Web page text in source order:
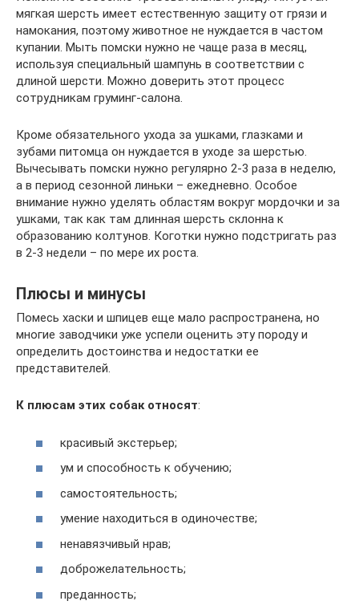
мягкая шерсть имеет естественную защиту от грязи и
намокания, поэтому животное не нуждается в частом
купании. Мыть помски нужно не чаще раза в месяц,
используя специальный шампунь в соответствии с
длиной шерсти. Можно доверить этот процесс
сотрудникам груминг-салона.
Кроме обязательного ухода за ушками, глазками и
зубами питомца он нуждается в уходе за шерстью.
Вычесывать помски нужно регулярно 2-3 раза в неделю,
а в период сезонной линьки – ежедневно. Особое
внимание нужно уделять областям вокруг мордочки и за
ушками, так как там длинная шерсть склонна к
образованию колтунов. Коготки нужно подстригать раз
в 2-3 недели – по мере их роста.
Плюсы и минусы
Помесь хаски и шпицев еще мало распространена, но
многие заводчики уже успели оценить эту породу и
определить достоинства и недостатки ее
представителей.
К плюсам этих собак относят:
красивый экстерьер;
ум и способность к обучению;
самостоятельность;
умение находиться в одиночестве;
ненавязчивый нрав;
доброжелательность;
преданность;